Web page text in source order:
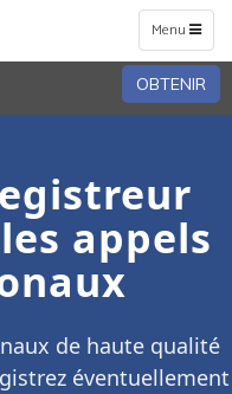
Toggle
navigation
Menu
OBTENIR
appels
de haute qualité
éventuellement